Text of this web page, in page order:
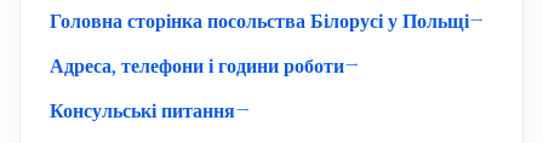
Головна сторінка посольства Білорусі у Польщі
Адреса, телефони і години роботи
Консульські питання